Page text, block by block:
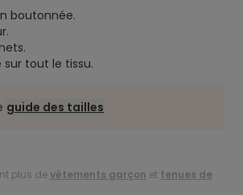
boutonnée.
tout le tissu.
guide des tailles
plus devêtements garçon et tenues de